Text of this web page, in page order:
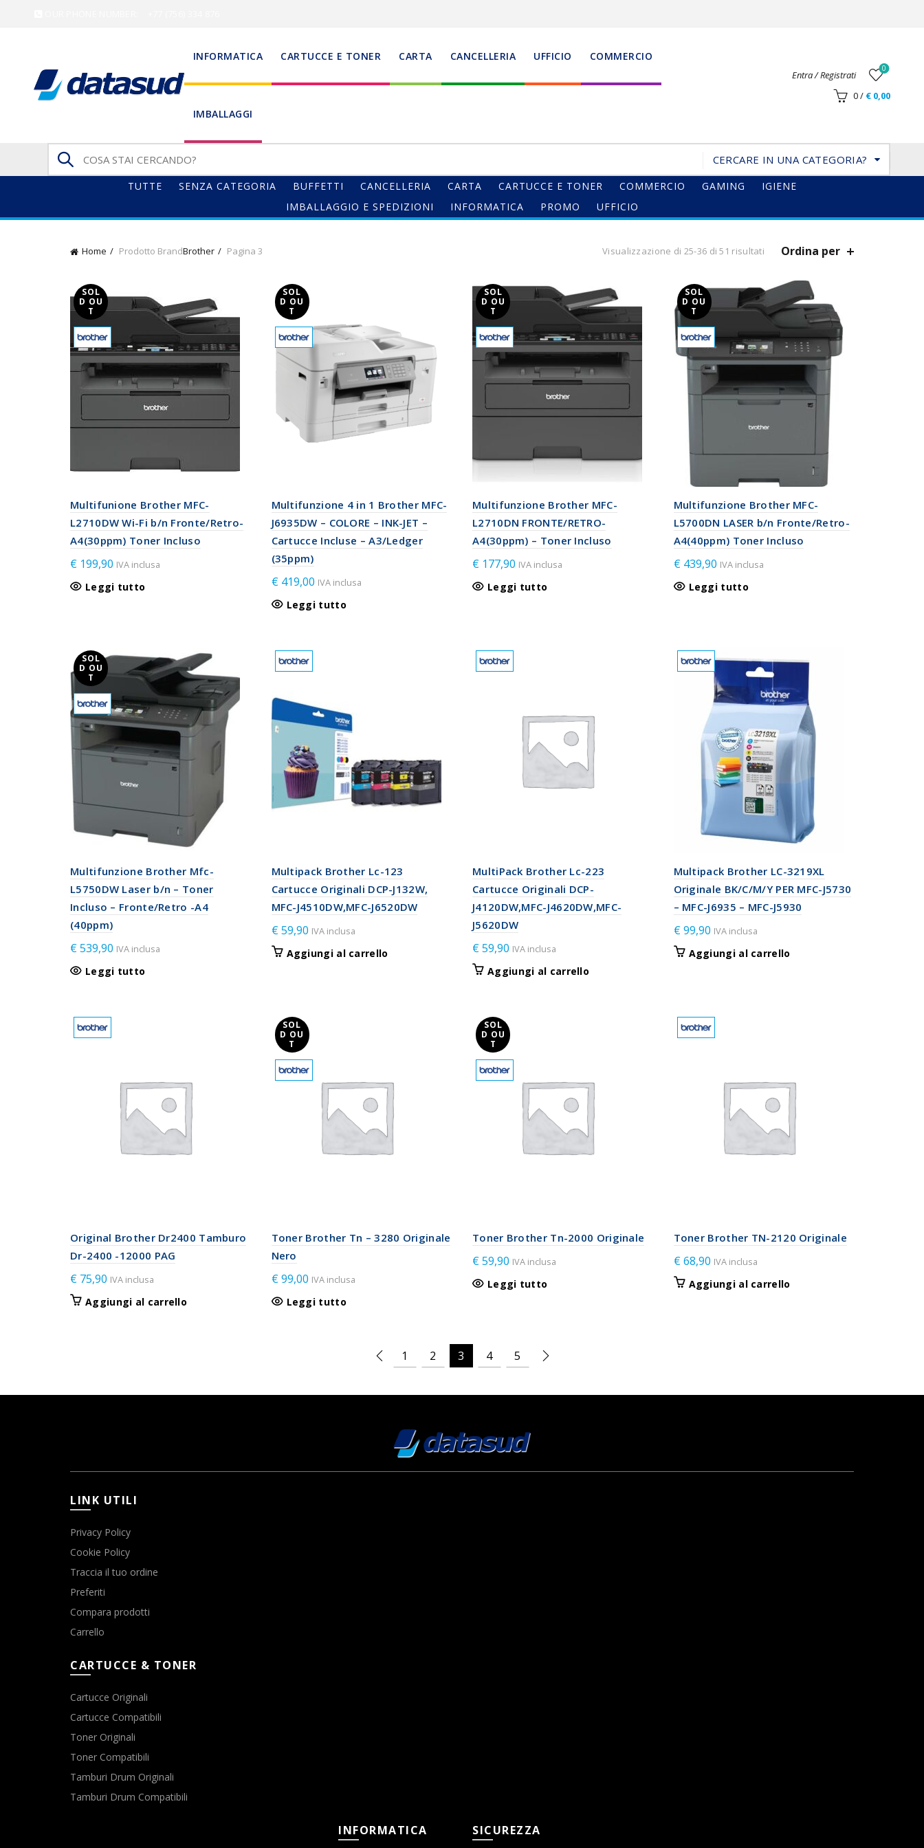
INFORMATICA CARTUCCE E TONER CARTA CANCELLERIA UFFICIO COMMERCIO
IMBALLAGGI
Entra / Registrati
0
0/ €0,00
Search
for:
CERCARE IN UNA CATEGORIA?
TUTTE SENZA CATEGORIA BUFFETTI CANCELLERIA CARTA CARTUCCE E TONER COMMERCIO GAMING
IGIENE
IMBALLAGGIO E SPEDIZIONI
INFORMATICA PROMO UFFICIO
Home Prodotto BrandBrother Pagina 3 Visualizzazione di 25-36 di 51 risultati Ordina per
SOL
D OU
T
Multifunione Brother MFC-
L2710DW Wi-Fi b/n Fronte/Retro-
A4(30ppm) Toner Incluso
€ 199,90 IVA inclusa
Leggi tutto
SOL
D OU
T
Multifunzione 4 in 1 Brother MFC-
J6935DW – COLORE – INK-JET –
Cartucce Incluse – A3/Ledger
(35ppm)
€419,00 IVA inclusa
Leggi tutto
SOL
D OU
T
Multifunzione Brother MFC-
L2710DN FRONTE/RETRO-
A4(30ppm) – Toner Incluso
€ 177,90 IVA inclusa
Leggi tutto
SOL
D OU
T
Multifunzione Brother MFC-
L5700DN LASER b/n Fronte/Retro-
A4(40ppm) Toner Incluso
€439,90 IVA inclusa
Leggi tutto
SOL
D OU
T
Multifunzione Brother Mfc-
L5750DW Laser b/n – Toner
Incluso – Fronte/Retro -A4
(40ppm)
€539,90 IVA inclusa
Leggi tutto
Multipack Brother Lc-123
Cartucce Originali DCP-J132W,
MFC-J4510DW,MFC-J6520DW
€59,90 IVA inclusa
Aggiungi al carrello
MultiPack Brother Lc-223
Cartucce Originali DCP-
J4120DW,MFC-J4620DW,MFC-
J5620DW
€59,90 IVA inclusa
Aggiungi al carrello
Multipack Brother LC-3219XL
Originale BK/C/M/Y PER MFC-J5730
– MFC-J6935 – MFC-J5930
€99,90 IVA inclusa
Aggiungi al carrello
Original Brother Dr2400 Tamburo
Dr-2400 -12000 PAG
€ 75,90 IVA inclusa
Aggiungi al carrello
SOL
D OU
T
Toner Brother Tn – 3280 Originale
Nero
€99,00 IVA inclusa
Leggi tutto
SOL
D OU
T
Toner Brother Tn-2000 Originale
€59,90 IVA inclusa
Leggi tutto
Toner Brother TN-2120 Originale
€68,90 IVA inclusa
Aggiungi al carrello
1 2 3 4 5
LINK UTILI
Privacy Policy
Cookie Policy
Traccia il tuo ordine
Preferiti
Compara prodotti
Carrello
CARTUCCE & TONER
Cartucce Originali
Cartucce Compatibili
Toner Originali
Toner Compatibili
Tamburi Drum Originali
Tamburi Drum Compatibili
INFORMATICA SICUREZZA